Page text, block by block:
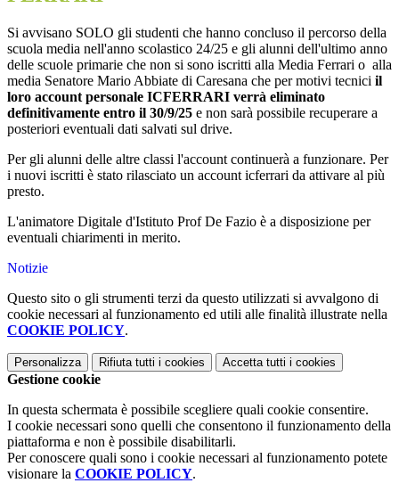
Si avvisano SOLO gli studenti che hanno concluso il percorso della
scuola media nell'anno scolastico 24/25 e gli alunni dell'ultimo anno
delle scuole primarie che non si sono iscritti alla Media Ferrari o alla
media Senatore Mario Abbiate di Caresana che per motivi tecnici il
loro account personale ICFERRARI verrà eliminato
definitivamente entro il 30/9/25 e non sarà possibile recuperare a
posteriori eventuali dati salvati sul drive.
Per gli alunni delle altre classi l'account continuerà a funzionare. Per
i nuovi iscritti è stato rilasciato un account icferrari da attivare al più
presto.
L'animatore Digitale d'Istituto Prof De Fazio è a disposizione per
eventuali chiarimenti in merito.
Notizie
Questo sito o gli strumenti terzi da questo utilizzati si avvalgono di
cookie necessari al funzionamento ed utili alle finalità illustrate nella
COOKIE POLICY.
Personalizza Rifiuta tutti i cookies Accetta tutti i cookies
Gestione cookie
In questa schermata è possibile scegliere quali cookie consentire.
I cookie necessari sono quelli che consentono il funzionamento della
piattaforma e non è possibile disabilitarli.
Per conoscere quali sono i cookie necessari al funzionamento potete
visionare la COOKIE POLICY.